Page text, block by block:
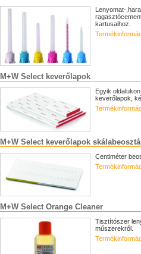
Lenyomat-
kartusaihoz.
M+W Select keverőlapok
Egyik
keverőlapok,
M+W Select keverőlapok
Centiméter
M+W Select Orange Cleaner
Tisztítószer
műszerekről.